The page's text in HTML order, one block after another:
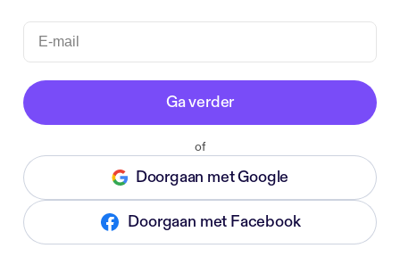
Ga verder
of
Doorgaan met Google
Doorgaan met Facebook